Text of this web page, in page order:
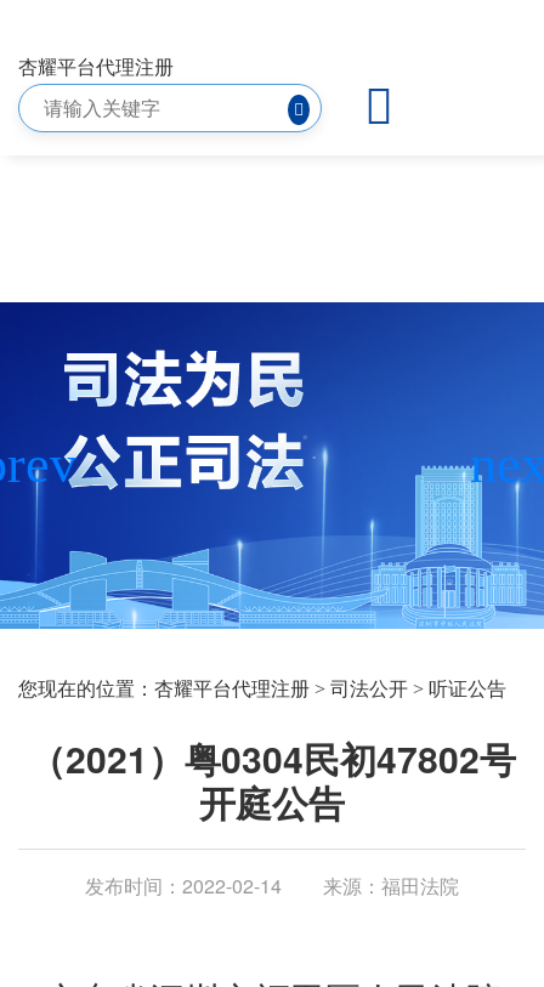
听证公告-杏耀平台代理注册
杏耀平台代理注册
您现在的位置： 杏耀平台代理注册 > 司法公开 > 听证公告
（2021）粤0304民初47802号
开庭公告
发布时间：2022-02-14 来源：福田法院